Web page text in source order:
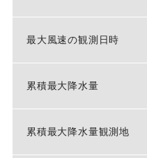
最大風速の観測日時
累積最大降水量
累積最大降水量観測地